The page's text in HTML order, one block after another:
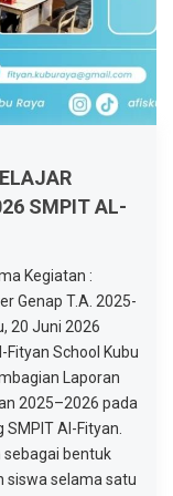
SMPIT AL-
Kegiatan :
Genap T.A. 2025-
20 Juni 2026
Fityan School Kubu
Laporan
2025–2026 pada
Al-Fityan.
sebagai bentuk
siswa selama satu